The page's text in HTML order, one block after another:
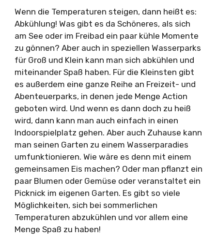
Wenn die Temperaturen steigen, dann heißt es:
Abkühlung! Was gibt es da Schöneres, als sich
am See oder im Freibad ein paar kühle Momente
zu gönnen? Aber auch in speziellen Wasserparks
für Groß und Klein kann man sich abkühlen und
miteinander Spaß haben. Für die Kleinsten gibt
es außerdem eine ganze Reihe an Freizeit- und
Abenteuerparks, in denen jede Menge Action
geboten wird. Und wenn es dann doch zu heiß
wird, dann kann man auch einfach in einen
Indoorspielplatz gehen. Aber auch Zuhause kann
man seinen Garten zu einem Wasserparadies
umfunktionieren. Wie wäre es denn mit einem
gemeinsamen Eis machen? Oder man pflanzt ein
paar Blumen oder Gemüse oder veranstaltet ein
Picknick im eigenen Garten. Es gibt so viele
Möglichkeiten, sich bei sommerlichen
Temperaturen abzukühlen und vor allem eine
Menge Spaß zu haben!